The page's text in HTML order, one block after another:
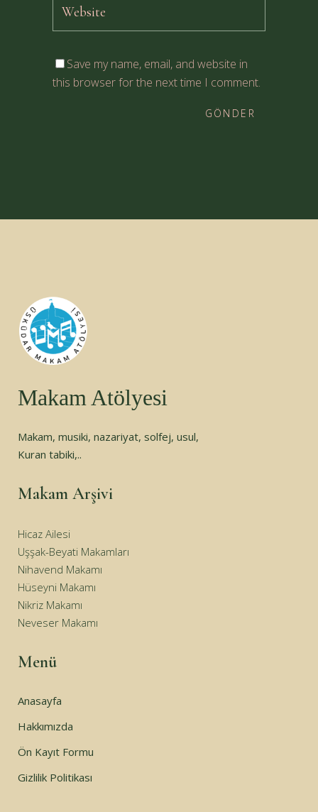
Save my name, email, and website in
this browser for the next time I comment.
Makam Atölyesi
Makam, musiki, nazariyat, solfej, usul,
Kuran tabiki,..
Makam Arşivi
Hicaz Ailesi
Uşşak-Beyati Makamları
Nihavend Makamı
Hüseyni Makamı
Nikriz Makamı
Neveser Makamı
Menü
Anasayfa
Hakkımızda
Ön Kayıt Formu
Gizlilik Politikası